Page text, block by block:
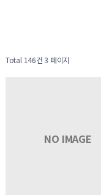
Total 146건 3 페이지
NO IMAGE